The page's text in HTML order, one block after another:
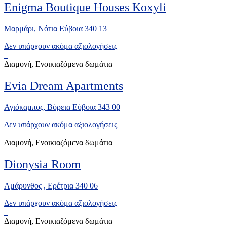
Enigma Boutique Houses Koxyli
Μαρμάρι, Νότια Εύβοια 340 13
Δεν υπάρχουν ακόμα αξιολογήσεις
Διαμονή, Ενοικιαζόμενα δωμάτια
Evia Dream Apartments
Αγιόκαμπος, Βόρεια Εύβοια 343 00
Δεν υπάρχουν ακόμα αξιολογήσεις
Διαμονή, Ενοικιαζόμενα δωμάτια
Dionysia Room
Αμάρυνθος , Ερέτρια 340 06
Δεν υπάρχουν ακόμα αξιολογήσεις
Διαμονή, Ενοικιαζόμενα δωμάτια